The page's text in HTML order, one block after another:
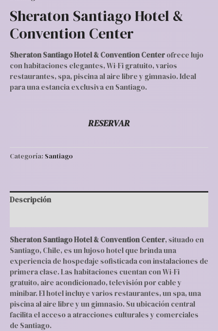
Sheraton Santiago Hotel &
Convention Center
Sheraton Santiago Hotel & Convention Centerofrece lujo
con habitaciones elegantes, Wi-Fi gratuito, varios
restaurantes, spa, piscina al aire libre y gimnasio. Ideal
para una estancia exclusiva en Santiago.
RESERVAR
Categoría: Santiago
Descripción
Sheraton Santiago Hotel & Convention Center, situado en
Santiago, Chile, es un lujoso hotel que brinda una
experiencia de hospedaje sofisticada con instalaciones de
primera clase. Las habitaciones cuentan con Wi-Fi
gratuito, aire acondicionado, televisión por cable y
minibar. El hotel incluye varios restaurantes, un spa, una
piscina al aire libre y un gimnasio. Su ubicación central
facilita el acceso a atracciones culturales y comerciales
de Santiago.